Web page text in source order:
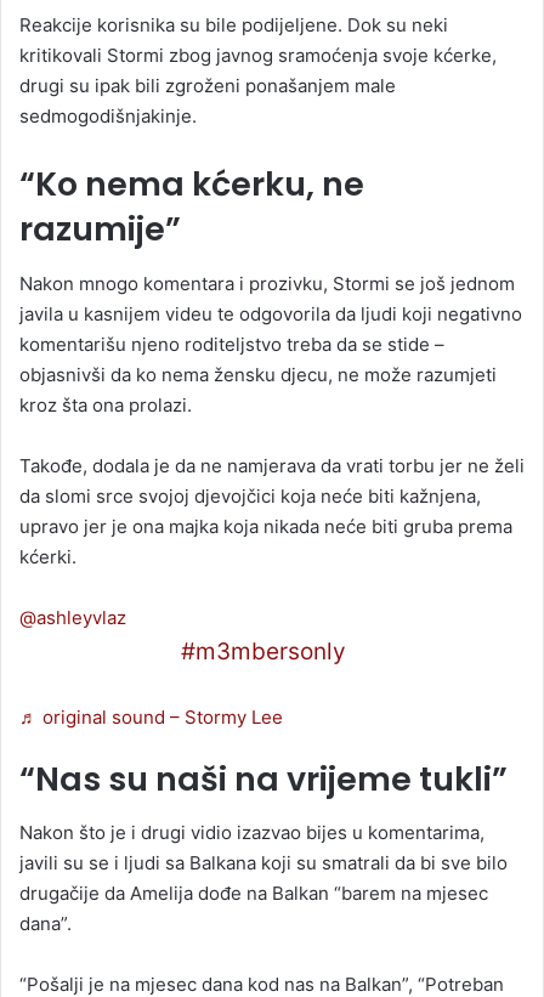
Reakcije korisnika su bile podijeljene. Dok su neki
kritikovali Stormi zbog javnog sramoćenja svoje kćerke,
drugi su ipak bili zgroženi ponašanjem male
sedmogodišnjakinje.
“Ko nema kćerku, ne
razumije”
Nakon mnogo komentara i prozivku, Stormi se još jednom
javila u kasnijem videu te odgovorila da ljudi koji negativno
komentarišu njeno roditeljstvo treba da se stide –
objasnivši da ko nema žensku djecu, ne može razumjeti
kroz šta ona prolazi.
Takođe, dodala je da ne namjerava da vrati torbu jer ne želi
da slomi srce svojoj djevojčici koja neće biti kažnjena,
upravo jer je ona majka koja nikada neće biti gruba prema
kćerki.
@ashleyvlaz
#m3mbersonly
♬ original sound – Stormy Lee
“Nas su naši na vrijeme tukli”
Nakon što je i drugi vidio izazvao bijes u komentarima,
javili su se i ljudi sa Balkana koji su smatrali da bi sve bilo
drugačije da Amelija dođe na Balkan “barem na mjesec
dana”.
“Pošalji je na mjesec dana kod nas na Balkan”, “Potreban